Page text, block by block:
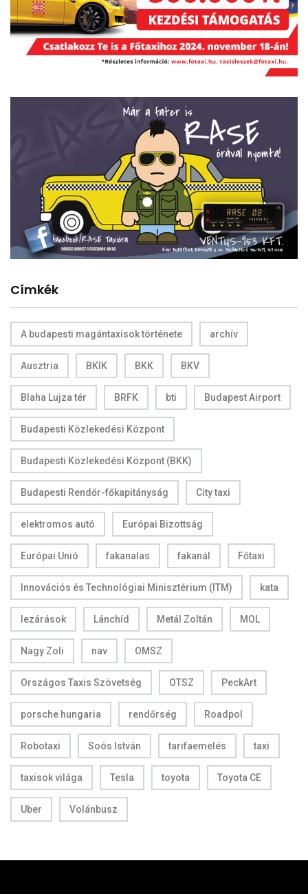
Címkék
A budapesti magántaxisok története archív
Ausztria BKIK BKK BKV
Blaha Lujza tér BRFK bti Budapest Airport
Budapesti Közlekedési Központ
Budapesti Közlekedési Központ (BKK)
Budapesti Rendőr-főkapitányság City taxi
elektromos autó Európai Bizottság
Európai Unió fakanalas fakanál Főtaxi
Innovációs és Technológiai Minisztérium (ITM) kata
lezárások Lánchíd Metál Zoltán MOL
Nagy Zoli nav OMSZ
Országos Taxis Szövetség OTSZ PeckArt
porsche hungaria rendőrség Roadpol
Robotaxi Soós István tarifaemelés taxi
taxisok világa Tesla toyota Toyota CE
Uber Volánbusz